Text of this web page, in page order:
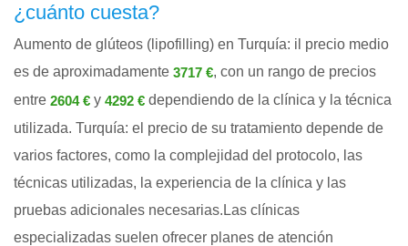
¿cuánto cuesta?
Aumento de glúteos (lipofilling) en Turquía: il precio medio
es de aproximadamente 3717 €, con un rango de precios
entre 2604 € y 4292 € dependiendo de la clínica y la técnica
utilizada. Turquía: el precio de su tratamiento depende de
varios factores, como la complejidad del protocolo, las
técnicas utilizadas, la experiencia de la clínica y las
pruebas adicionales necesarias.Las clínicas
especializadas suelen ofrecer planes de atención